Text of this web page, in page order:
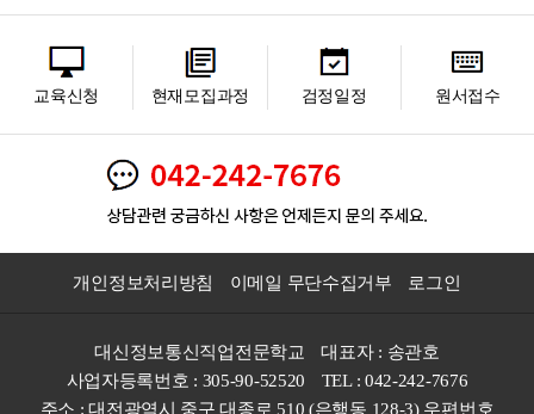
교육신청 현재모집과정 검정일정 원서접수
개인정보처리방침 이메일 무단수집거부 로그인
대신정보통신직업전문학교
대표자 : 송관호
사업자등록번호 : 305-90-52520
TEL : 042-242-7676
주소 : 대전광역시 중구 대종로 510 (은행동 128-3) 우편번호